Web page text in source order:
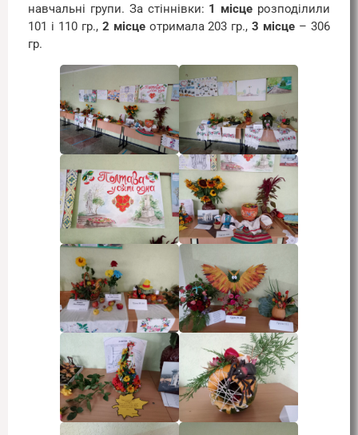
навчальні групи. За стіннівки: 1 місце розподілили
101 і 110 гр., 2 місцеотримала 203 гр.,3 місце – 306
гр.